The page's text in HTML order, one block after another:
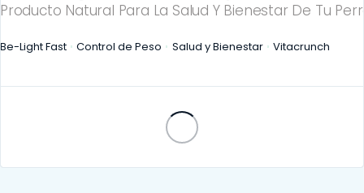
Producto Natural Para La Salud Y Bienestar De Tu
Be-Light Fast Control de Peso Salud y Bienestar Vitacrunch